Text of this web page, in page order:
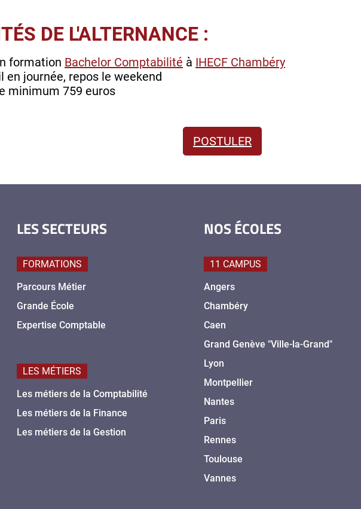
DE L'ALTERNANCE :
formation Bachelor Comptabilité à IHECF Chambéry
en journée, repos le weekend
minimum 759 euros
POSTULER
LES SECTEURS
FORMATIONS
Parcours Métier
Grande École
Expertise Comptable
LES MÉTIERS
Les métiers de la Comptabilité
Les métiers de la Finance
Les métiers de la Gestion
NOS ÉCOLES
11 CAMPUS
Angers
Chambéry
Caen
Grand Genève "Ville-la-Grand"
Lyon
Montpellier
Nantes
Paris
Rennes
Toulouse
Vannes